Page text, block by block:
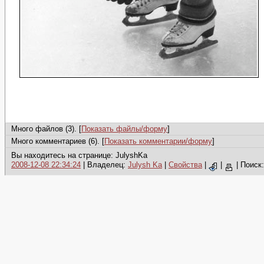
Много файлов (3). [Показать файлы/форму]
Много комментариев (6). [Показать комментарии/форму]
Вы находитесь на странице: JulyshKa
2008-12-08 22:34:24 | Владелец: Julysh Ka| Свойства|